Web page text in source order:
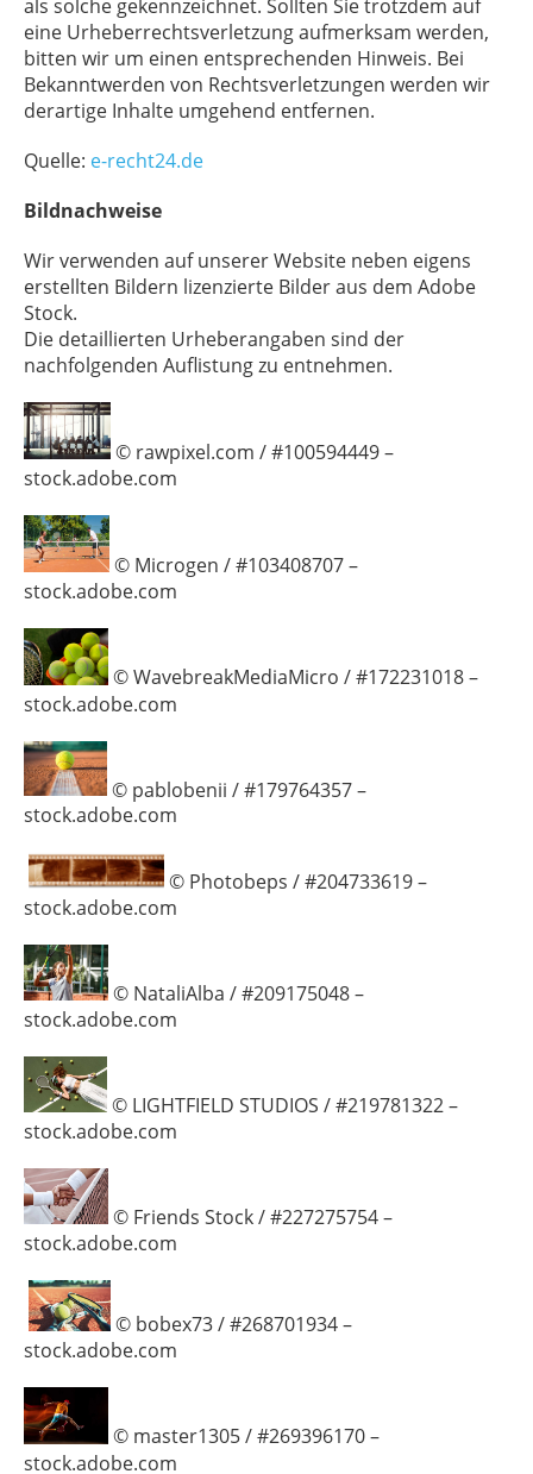
als solche gekennzeichnet. Sollten Sie trotzdem auf
eine Urheberrechtsverletzung aufmerksam werden,
bitten wir um einen entsprechenden Hinweis. Bei
Bekanntwerden von Rechtsverletzungen werden wir
derartige Inhalte umgehend entfernen.
Quelle: e-recht24.de
Bildnachweise
Wir verwenden auf unserer Website neben eigens
erstellten Bildern lizenzierte Bilder aus dem Adobe
Stock.
Die detaillierten Urheberangaben sind der
nachfolgenden Auflistung zu entnehmen.
© rawpixel.com / #100594449 –
stock.adobe.com
© Microgen / #103408707 –
stock.adobe.com
© WavebreakMediaMicro / #172231018 –
stock.adobe.com
© pablobenii / #179764357 –
stock.adobe.com
© Photobeps / #204733619 –
stock.adobe.com
© NataliAlba / #209175048 –
stock.adobe.com
© LIGHTFIELD STUDIOS / #219781322 –
stock.adobe.com
© Friends Stock / #227275754 –
stock.adobe.com
© bobex73 / #268701934 –
stock.adobe.com
© master1305 / #269396170 –
stock.adobe.com